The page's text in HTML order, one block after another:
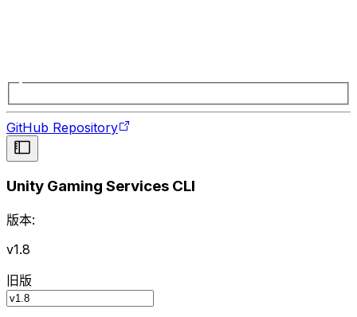
GitHub Repository
Unity Gaming Services CLI
版本:
v1.8
旧版